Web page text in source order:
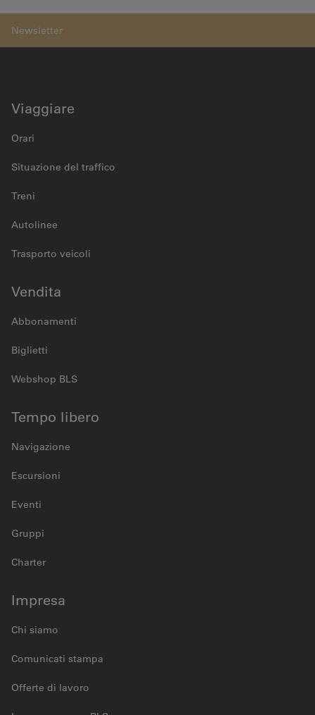
Viaggiare
Orari
Situazione del traffico
Treni
Autolinee
Trasporto veicoli
Vendita
Abbonamenti
Biglietti
Webshop BLS
Tempo libero
Navigazione
Escursioni
Eventi
Gruppi
Charter
Impresa
Chi siamo
Comunicati stampa
Offerte di lavoro